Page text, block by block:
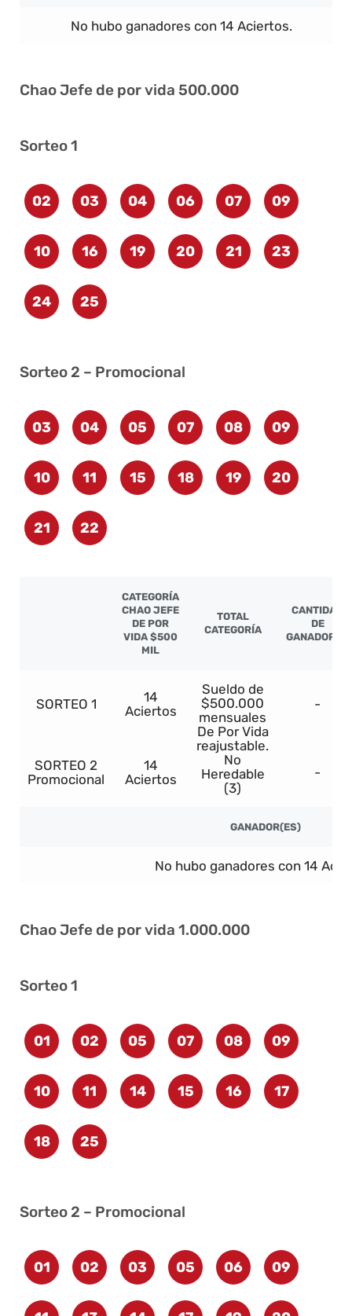
No hubo ganadores con 14 Aciertos.
Chao Jefe de por vida 500.000
Sorteo 1
02 03 04 06 07 09
10 16 19 20 21 23
24 25
Sorteo 2 – Promocional
03 04 05 07 08 09
10 11 15 18 19 20
21 22
CATEGORÍA
CHAO JEFE
DE POR
VIDA $500
MIL
TOTAL
CATEGORÍA
CANTIDAD
DE
GANADORES
SORTEO 1
14
Aciertos
Sueldo de
$500.000
mensuales
De Por Vida
reajustable.
No
Heredable
(3)
-
SORTEO 2
Promocional
14
Aciertos
-
GANADOR(ES)
No hubo ganadores con 14
Chao Jefe de por vida 1.000.000
Sorteo 1
01 02 05 07 08 09
10 11 14 15 16 17
18 25
Sorteo 2 – Promocional
01 02 03 05 06 09